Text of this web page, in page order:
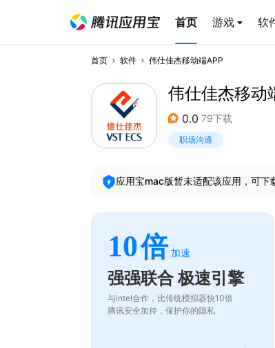
首页 游戏 软
首页 软件 伟仕佳杰移动端APP
伟仕佳杰移动
0.0 79下载
职场沟通
应用宝mac版暂未适配该应用，可下
10倍 加速
强强联合 极速引擎
与intel合作，比传统模拟器快10倍
腾讯安全加持，保护你的隐私